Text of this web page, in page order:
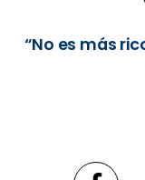
“No es más